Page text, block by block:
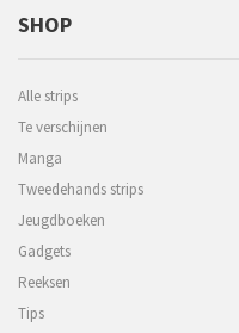
SHOP
Alle strips
Te verschijnen
Manga
Tweedehands strips
Jeugdboeken
Gadgets
Reeksen
Tips